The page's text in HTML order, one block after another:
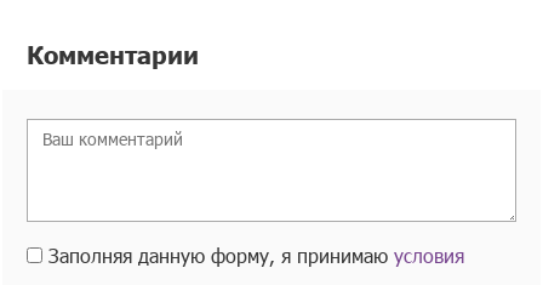
Комментарии
Заполняя данную форму, я принимаюусловия